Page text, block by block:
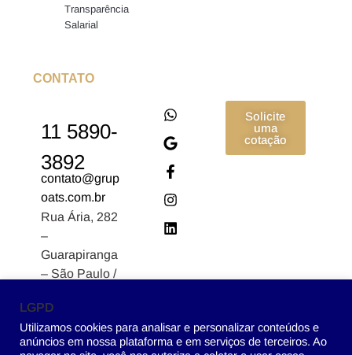
Transparência
Salarial
CONTATO
11 5890-
3892
contato@grup
oats.com.br
Rua Ária, 282
–
Guarapiranga
– São Paulo /
04902-170
Solicite
uma
cotação
LGPD
Utilizamos cookies para analisar e personalizar conteúdos e
anúncios em nossa plataforma e em serviços de terceiros. Ao